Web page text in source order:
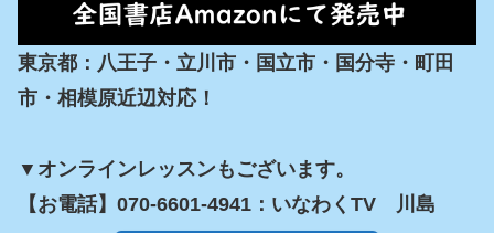
東京都：八王子・立川市・国立市・国分寺・町田
市・相模原近辺対応！
▼オンラインレッスンもございます。
【お電話】070-6601-4941：いなわくTV　川島